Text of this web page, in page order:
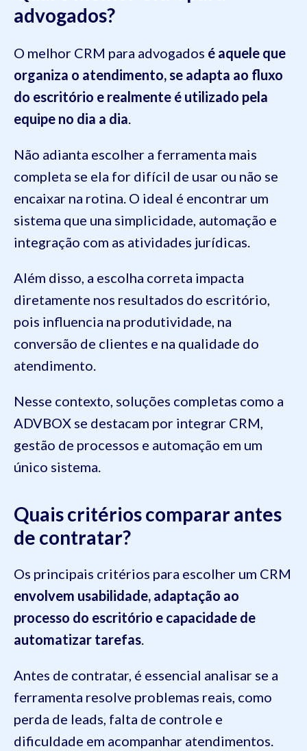
advogados?
O melhor CRM para advogados é aquele que
organiza o atendimento, se adapta ao fluxo
do escritório e realmente é utilizado pela
equipe no dia a dia
Não adianta escolher a ferramenta mais
completa se ela for difícil de usar ou não se
encaixar na rotina. O ideal é encontrar um
sistema que una simplicidade, automação e
integração com as atividades jurídicas.
Além disso, a escolha correta impacta
diretamente nos resultados do escritório,
pois influencia na produtividade, na
conversão de clientes e na qualidade do
atendimento.
Nesse contexto, soluções completas como a
ADVBOX se destacam por integrar CRM,
gestão de processos e automação em um
único sistema.
Quais critérios comparar antes
de contratar?
Os principais critérios para escolher um CRM
envolvem usabilidade, adaptação ao
processo do escritório e capacidade de
automatizar tarefas
Antes de contratar, é essencial analisar se a
ferramenta resolve problemas reais, como
perda de leads, falta de controle e
dificuldade em acompanhar atendimentos.